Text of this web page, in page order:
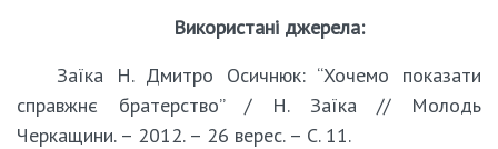
Використані джерела:
Заїка Н. Дмитро Осичнюк: “Хочемо показати
справжнє братерство” / Н. Заїка // Молодь
Черкащини. – 2012. – 26 верес. – С. 11.